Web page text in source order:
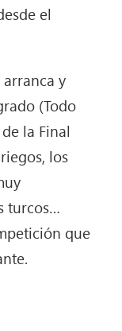
el
y
(Todo
la Final
los
turcos…
que